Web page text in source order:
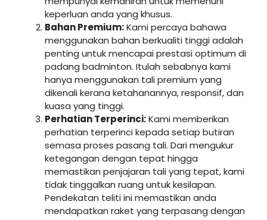
keperluan anda yang khusus.
Bahan Premium:Kami percaya bahawa
menggunakan bahan berkualiti tinggi adalah
penting untuk mencapai prestasi optimum di
padang badminton. Itulah sebabnya kami
hanya menggunakan tali premium yang
dikenali kerana ketahanannya, responsif, dan
kuasa yang tinggi.
Perhatian Terperinci:Kami memberikan
perhatian terperinci kepada setiap butiran
semasa proses pasang tali. Dari mengukur
ketegangan dengan tepat hingga
memastikan penjajaran tali yang tepat, kami
tidak tinggalkan ruang untuk kesilapan.
Pendekatan teliti ini memastikan anda
mendapatkan raket yang terpasang dengan